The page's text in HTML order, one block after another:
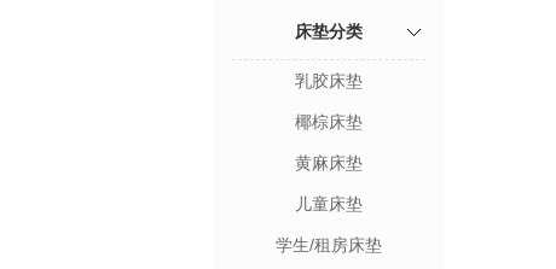
床垫分类
乳胶床垫
椰棕床垫
黄麻床垫
儿童床垫
学生/租房床垫